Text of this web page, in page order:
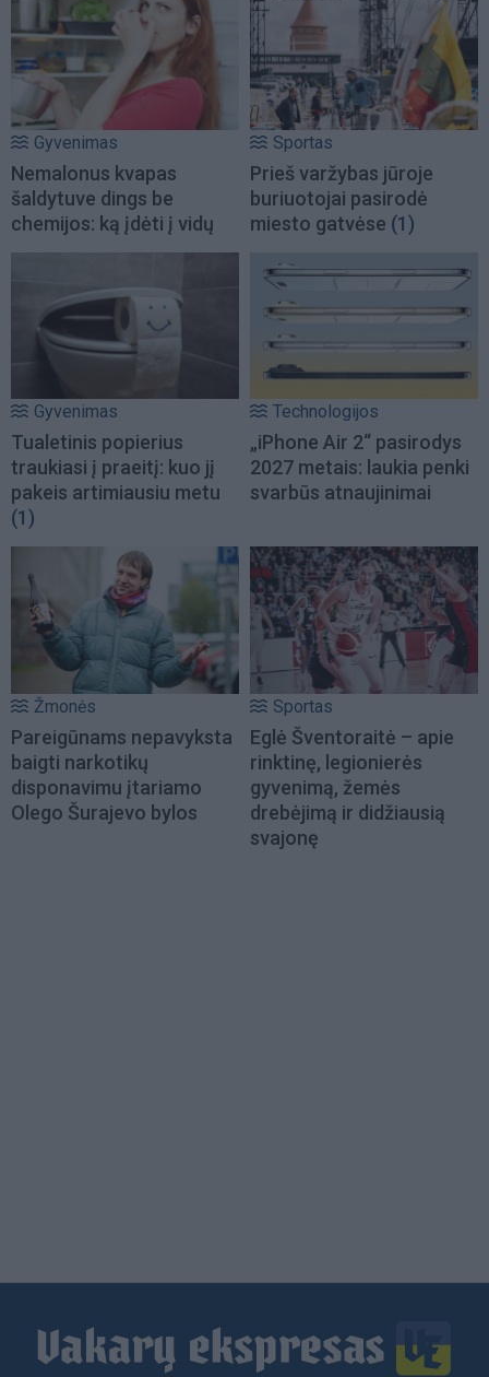
Gyvenimas
Nemalonus kvapas
šaldytuve dings be
chemijos: ką įdėti į vidų
Sportas
Prieš varžybas jūroje
buriuotojai pasirodė
miesto gatvėse (1)
Gyvenimas
Tualetinis popierius
traukiasi į praeitį: kuo jį
pakeis artimiausiu metu
(1)
Technologijos
„iPhone Air 2“ pasirodys
2027 metais: laukia penki
svarbūs atnaujinimai
Žmonės
Pareigūnams nepavyksta
baigti narkotikų
disponavimu įtariamo
Olego Šurajevo bylos
Sportas
Eglė Šventoraitė – apie
rinktinę, legionierės
gyvenimą, žemės
drebėjimą ir didžiausią
svajonę